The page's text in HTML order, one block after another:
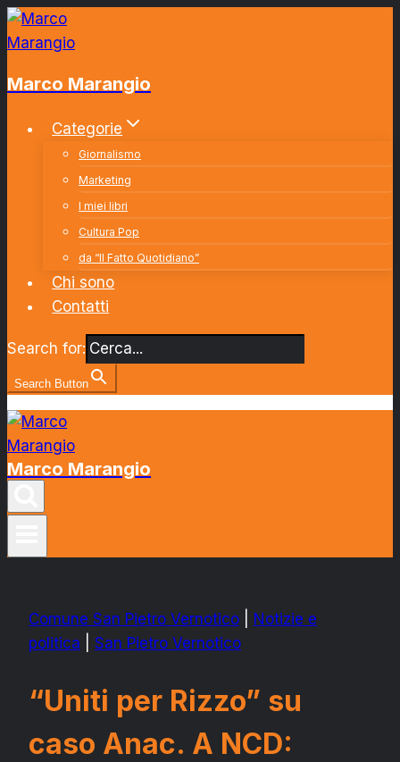
Salta
al
Marco Marangio
Categorie
Giornalismo
Marketing
I miei libri
Cultura Pop
da “Il Fatto Quotidiano”
Chi sono
Contatti
Search for:
Search Button
Marco Marangio
Comune San Pietro Vernotico
Notizie e
politica
San Pietro Vernotico
“Uniti per Rizzo” su
caso Anac. A NCD: